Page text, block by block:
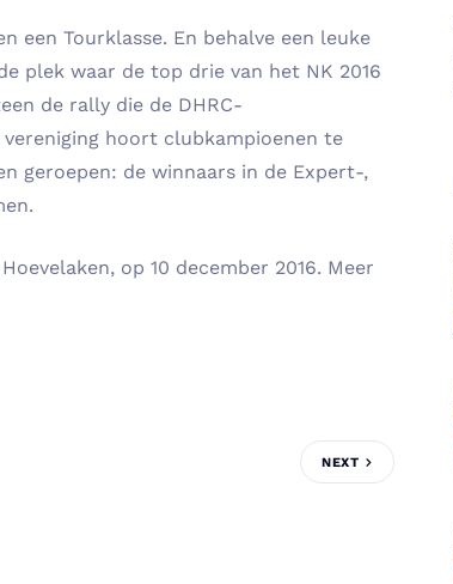
een Tourklasse. En behalve een leuke
plek waar de top drie van het NK 2016
de rally die de DHRC-
hoort clubkampioenen te
geroepen: de winnaars in de Expert-,
op 10 december 2016. Meer
NEXT